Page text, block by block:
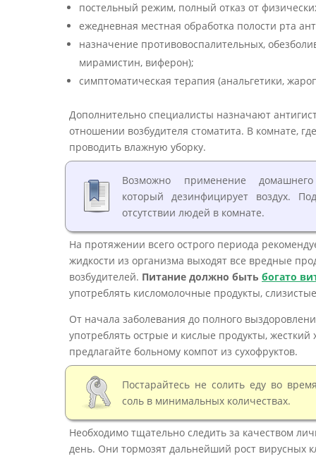
постельный режим, полный отказ от
ежедневная местная обработка полости рта
назначение противовоспалительных,
мирамистин, виферон);
симптоматическая терапия (анальгетики,
Дополнительно специалисты назначают
отношении возбудителя стоматита. В комнате,
проводить влажную уборку.
Возможно применение домашнего
который дезинфицирует воздух.
отсутствии людей в комнате.
На протяжении всего острого периода
жидкости из организма выходят все вредные
возбудителей. Питание должно быть богато
употреблять кисломолочные продукты,
От начала заболевания до полного
употреблять острые и кислые продукты,
предлагайте больному компот из сухофруктов.
Постарайтесь не солить еду во
соль в минимальных количествах.
Необходимо тщательно следить за качеством
день. Они тормозят дальнейший рост вирусных